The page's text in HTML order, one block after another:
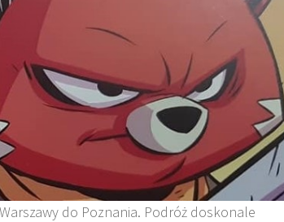
do Poznania. Podróż doskonale